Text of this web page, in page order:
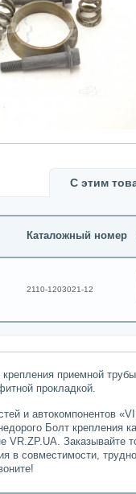
С этим
Каталожный номер
2110-1203021-12
крепления приемной
прокладкой.
и автокомпонентов
Болт крепления
VR.ZP.UA.
в совместимости,